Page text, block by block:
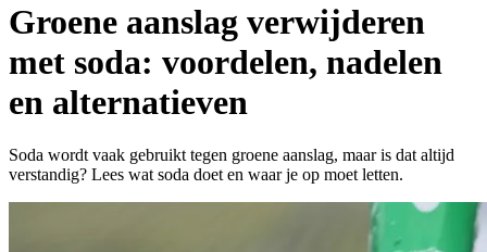
Groene aanslag verwijderen
met soda: voordelen, nadelen
en alternatieven
Soda wordt vaak gebruikt tegen groene aanslag, maar is dat altijd
verstandig? Lees wat soda doet en waar je op moet letten.